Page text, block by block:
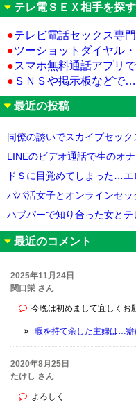
テレ電ＳＥＸ相手を探
●テレビ電話セックス専
●ツーショットダイヤル
●スマホ無料通話アプリ
● ＳＮＳや掲示板などで…
最近の投稿
同僚の誘いでスカイプセッ
LINEのビデオ通話で生のオ
ドＳに目覚めてしまった…
パパ活女子とオンラインセ
ハブパーで知り合った女と
最近のコメント
2025年11月24日
関口栄 さん
今晩は初めまして宜しくお
暇を持て余した主婦は…癖
2020年8月25日
たけし さん
よろしく